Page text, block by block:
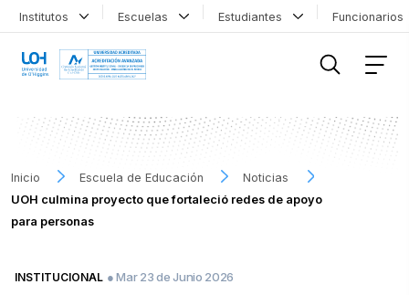
Institutos Escuelas Estudiantes
Inicio Escuela de Educación
Noticias
UOH culmina proyecto que fortaleció redes de apoyo
para personas
INSTITUCIONAL ● Mar 23 de Junio 2026